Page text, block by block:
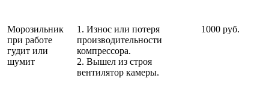
Морозильник
при работе
гудит или
шумит
1. Износ или потеря
производительности
компрессора.
2. Вышел из строя
вентилятор камеры.
1000 руб.